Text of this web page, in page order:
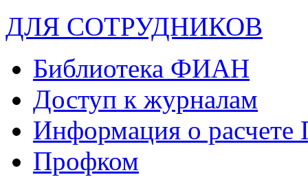
ДЛЯ СОТРУДНИКОВ
Библиотека ФИАН
Доступ к журналам
Информация о
Профком